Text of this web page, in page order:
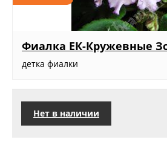
Фиалка ЕК-Кружевные
детка фиалки
Нет в наличии